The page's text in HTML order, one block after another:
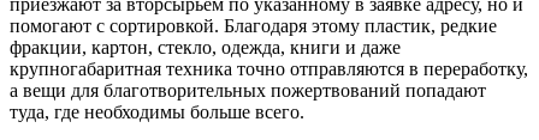
помогают с сортировкой. Благодаря этому пластик, редкие
фракции, картон, стекло, одежда, книги и даже
крупногабаритная техника точно отправляются в переработку,
а вещи для благотворительных пожертвований попадают
туда, где необходимы больше всего.